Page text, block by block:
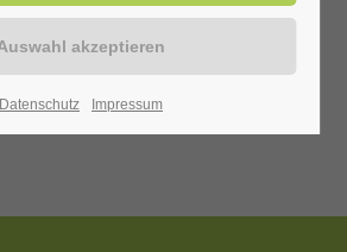
Datenschutz Impressum